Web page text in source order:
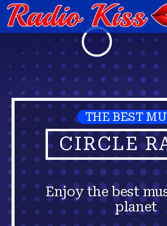
THE BEST
CIRCLE
Enjoy the best
planet